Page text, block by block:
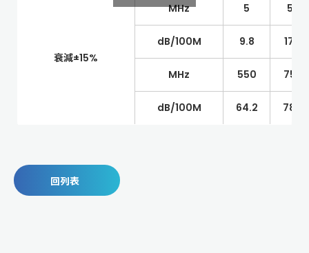
衰減±15%
MHz 5 55
dB/100M 9.8 17.6
MHz 550 750
dB/100M 64.2 78.7
回列表